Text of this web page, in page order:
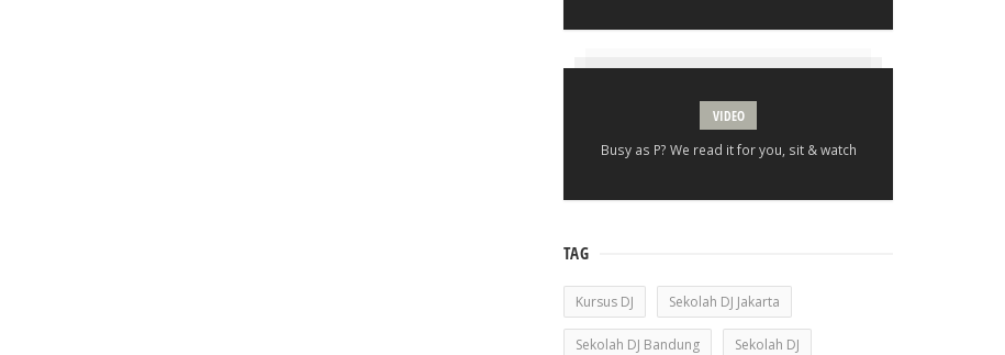
VIDEO
Busy as P? We read it for you, sit & watch
TAG
Kursus DJ Sekolah DJ Jakarta
Sekolah DJ Bandung Sekolah DJ